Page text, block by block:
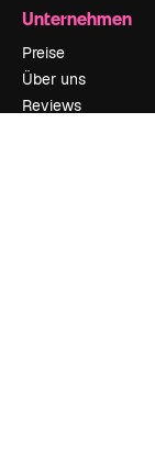
Unternehmen
Preise
Über uns
Reviews